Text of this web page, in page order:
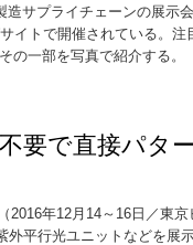
造サプライチェーンの展示
イトで開催されている。
の一部を写真で紹介する。
要で直接パタ
2016年12月14～16日／東
外平行光ユニットなどを展